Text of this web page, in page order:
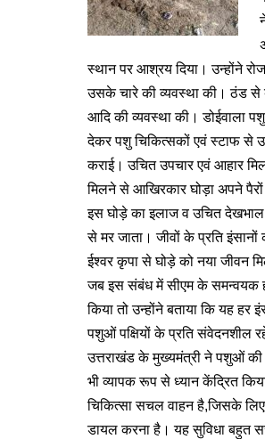
स्थान पर आश्रय दिया। उन्होंने
उसके चारे की व्यवस्था की। ठंड
आदि की व्यवस्था की। डोईवाला
देकर पशु चिकित्सकों एवं स्टाफ से
कराई। उचित उपचार एवं आहार
मिलने से आखिरकार घोड़ा अपने
इस घोड़े का इलाज व उचित देखभाल
से मर जाता। जीवों के प्रति
ईश्वर कृपा से घोड़े को नया जीवन
जब इस संबंध में सीएम के समन्वयक
किया तो उन्होंने बताया कि यह हर
पशुओं पक्षियों के प्रति संवेदनशील
उत्तराखंड के मुख्यमंत्री ने पशुओं की
भी व्यापक रूप से ध्यान केंद्रित
चिकित्सा सचल वाहन है,जिसके
डायल करना है। यह सुविधा बहुत